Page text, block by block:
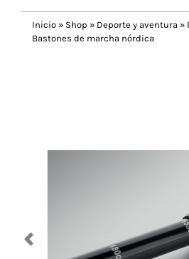
Tazas y botellas
Navidad 🎄 Invierno
Inicio » Shop » Deporte y aventura »
Bastones de marcha nórdica